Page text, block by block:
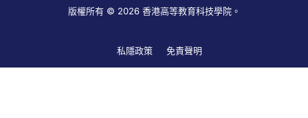
版權所有 © 2026 香港高等教育科技學院。
私隱政策 免責聲明